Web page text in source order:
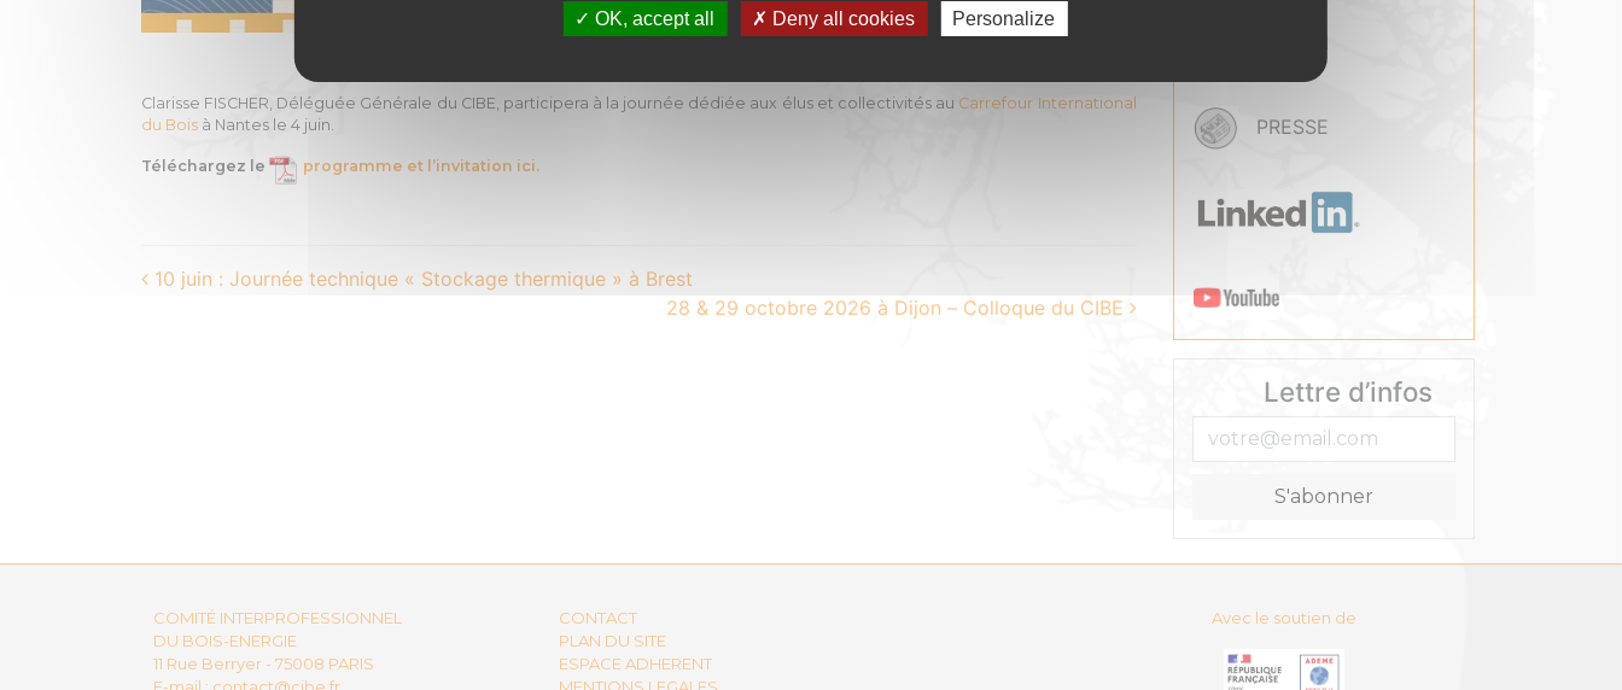
Clarisse FISCHER, Déléguée Générale du CIBE, participera à la journée dédiée aux élus et collectivités au Carrefour International
du Bois à Nantes le 4 juin.
Téléchargez le programme et l’invitation ici.
Post
10 juin : Journée technique « Stockage thermique » à Brest
28 & 29 octobre 2026 à Dijon – Colloque du CIBE
PRESSE
Lettre d’infos
COMITÉ INTERPROFESSIONNEL
DU BOIS-ENERGIE
11 Rue Berryer - 75008 PARIS
CONTACT
PLAN DU SITE
ESPACE ADHERENT
Avec le soutien de
OK, accept all Deny all cookies Personalize